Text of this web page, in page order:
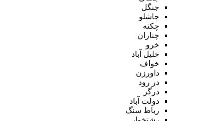
جنگل
چاشلو
چکنه
چناران
خرو
خلیل آباد
خواف
داورزن
در رود
درگز
دولت آباد
رباط سنگ